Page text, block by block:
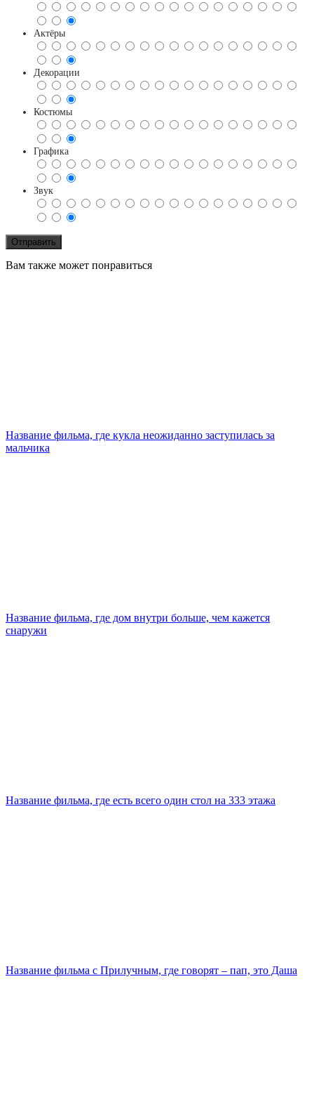
Актёры
Декорации
Костюмы
Графика
Звук
Вам также может понравиться
Название фильма, где кукла неожиданно заступилась за
мальчика
Название фильма, где дом внутри больше, чем кажется
снаружи
Название фильма, где есть всего один стол на 333 этажа
Название фильма с Прилучным, где говорят – пап, это Даша